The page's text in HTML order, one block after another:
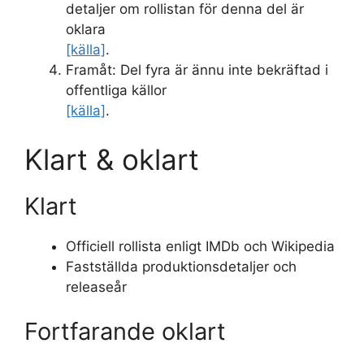
detaljer om rollistan för denna del är
oklara
[källa] .
Framåt: Del fyra är ännu inte bekräftad i
offentliga källor
[källa] .
Klart & oklart
Klart
Officiell rollista enligt IMDb och Wikipedia
Fastställda produktionsdetaljer och
releaseår
Fortfarande oklart